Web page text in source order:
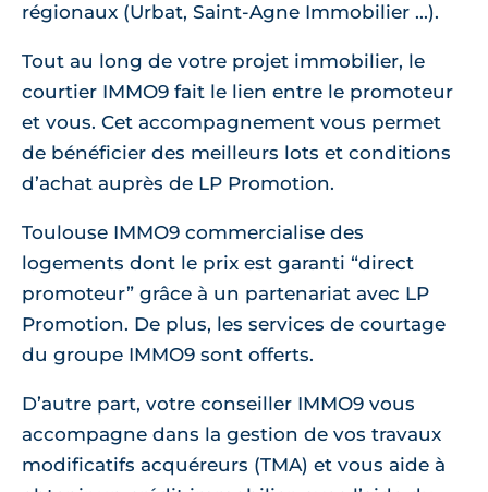
régionaux (Urbat, Saint-Agne Immobilier ...).
Tout au long de votre projet immobilier, le
courtier IMMO9 fait le lien entre le promoteur
et vous. Cet accompagnement vous permet
de bénéficier des meilleurs lots et conditions
d’achat auprès de LP Promotion.
Toulouse IMMO9 commercialise des
logements dont le prix est garanti “direct
promoteur” grâce à un partenariat avec LP
Promotion. De plus, les services de courtage
du groupe IMMO9 sont offerts.
D’autre part, votre conseiller IMMO9 vous
accompagne dans la gestion de vos travaux
modificatifs acquéreurs (TMA) et vous aide à